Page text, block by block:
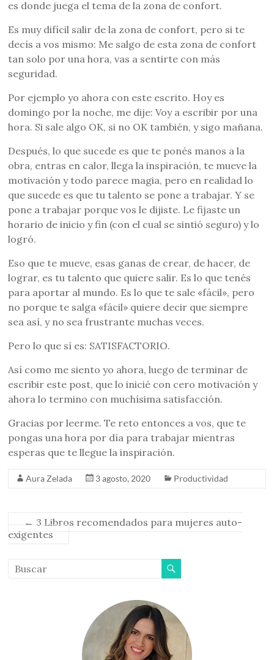
es donde juega el tema de la zona de confort.
Es muy difícil salir de la zona de confort, pero si te
decís a vos mismo: Me salgo de esta zona de confort
tan solo por una hora, vas a sentirte con más
seguridad.
Por ejemplo yo ahora con este escrito. Hoy es
domingo por la noche, me dije: Voy a escribir por una
hora. Si sale algo OK, si no OK también, y sigo mañana.
Después, lo que sucede es que te ponés manos a la
obra, entras en calor, llega la inspiración, te mueve la
motivación y todo parece magia, pero en realidad lo
que sucede es que tu talento se pone a trabajar. Y se
pone a trabajar porque vos le dijiste. Le fijaste un
horario de inicio y fin (con el cual se sintió seguro) y lo
logró.
Eso que te mueve, esas ganas de crear, de hacer, de
lograr, es tu talento que quiere salir. Es lo que tenés
para aportar al mundo. Es lo que te sale «fácil», pero
no porque te salga «fácil» quiere decir que siempre
sea así, y no sea frustrante muchas veces.
Pero lo que sí es: SATISFACTORIO.
Así como me siento yo ahora, luego de terminar de
escribir este post, que lo inicié con cero motivación y
ahora lo termino con muchísima satisfacción.
Gracias por leerme. Te reto entonces a vos, que te
pongas una hora por día para trabajar mientras
esperas que te llegue la inspiración.
Aura Zelada 3 agosto, 2020 Productividad
← 3 Libros recomendados para mujeres auto-
exigentes